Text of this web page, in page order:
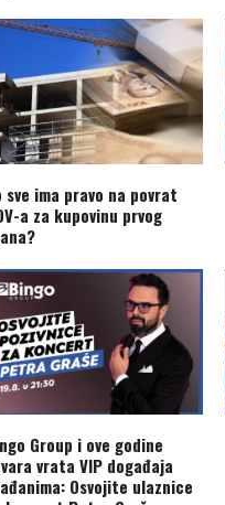
sve ima pravo na povrat
a za kupovinu prvog
Group i ove godine
vrata VIP događaja
Osvojite ulaznice